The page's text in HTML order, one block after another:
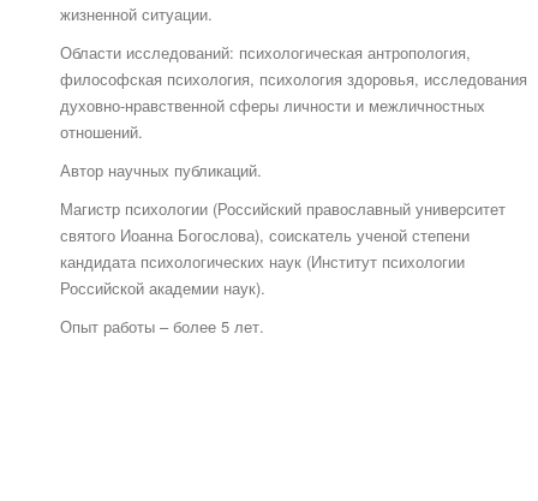
жизненной ситуации.
Области исследований: психологическая антропология,
философская психология, психология здоровья, исследования
духовно-нравственной сферы личности и межличностных
отношений.
Автор научных публикаций.
Магистр психологии (Российский православный университет
святого Иоанна Богослова), соискатель ученой степени
кандидата психологических наук (Институт психологии
Российской академии наук).
Опыт работы – более 5 лет.